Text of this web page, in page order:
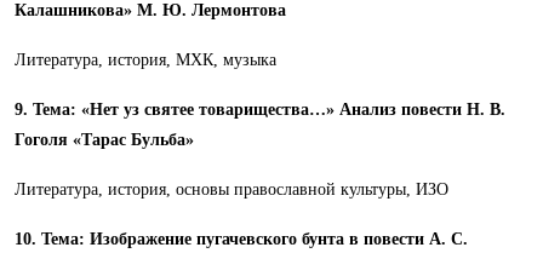
Калашникова» М. Ю. Лермонтова
Литература, история, МХК, музыка
9. Тема: «Нет уз святее товарищества…» Анализ повести Н. В.
Гоголя «Тарас Бульба»
Литература, история, основы православной культуры, ИЗО
10. Тема: Изображение пугачевского бунта в повести А. С.